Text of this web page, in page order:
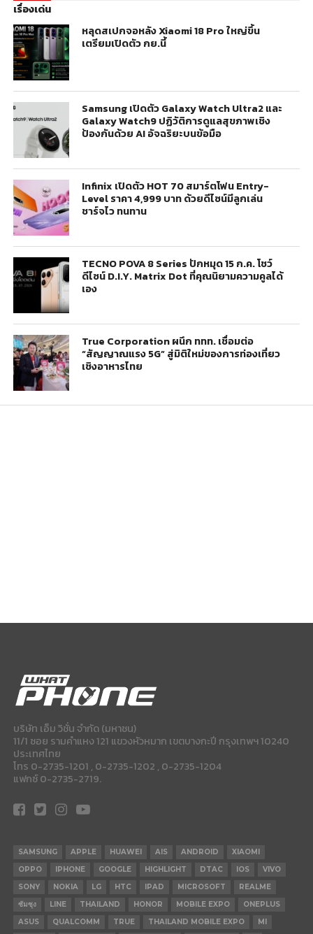
เรื่องเด่น
หลุดสเปกจอหลัง Xiaomi 18 Pro ใหญ่ขึ้น
เตรียมเปิดตัว กย.นี้
Samsung เปิดตัว Galaxy Watch Ultra2 และ
Galaxy Watch9 ปฏิวัติการดูแลสุขภาพเชิง
ป้องกันด้วย AI อัจฉริยะบนข้อมือ
Infinix เปิดตัว HOT 70 สมาร์ตโฟน Entry-
Level ราคา 4,999 บาท ด้วยดีไซน์มีลูกเล่น
ชาร์จไว ทนทาน
TECNO POVA 8 Series ปักหมุด 15 ก.ค. โชว์
ดีไซน์ D.I.Y. Matrix Dot ที่คุณนิยามความคูลได้
เอง
True Corporation ผนึก ททท. เชื่อมต่อ
“สัญญาณแรง 5G” สู่มิติใหม่ของการท่องเที่ยว
เชิงอาหารไทย
บริษัท เอ็ม วิชั่น จำกัด (มหาชน)
11/1 ซอย รามคำแหง 121 แขวงหัวหมาก เขตบางกะปี กรุงเทพฯ 10240
ประเทศไทย
โทร 0-2735-1201 , 0-2735-1202 , 0-2735-1204
แฟกซ์ 0-2735-2719.
SAMSUNG APPLE HUAWEI AIS ANDROID
XIAOMI
OPPO
IPHONE GOOGLE HIGHLIGHT DTAC IOS
VIVO
SONY
NOKIA LG HTC IPAD MICROSOFT
REALME
ซัมซุง
LINE THAILAND HONOR MOBILE EXPO
ONEPLUS
ASUS
QUALCOMM TRUE THAILAND MOBILE EXPO MI